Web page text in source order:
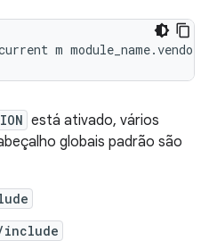
m module_name.vendor
está ativado, vários
globais padrão são
include